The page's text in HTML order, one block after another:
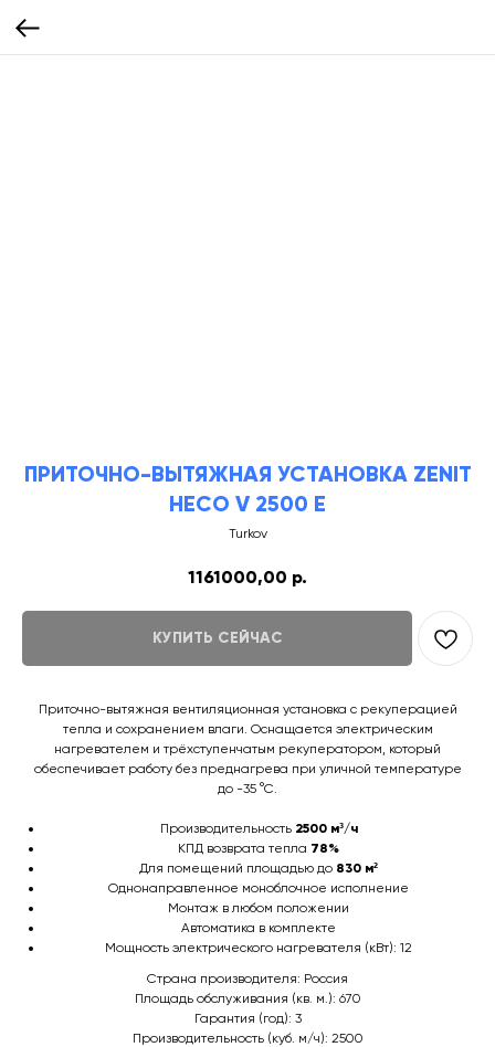
ПРИТОЧНО-ВЫТЯЖНАЯ УСТАНОВКА ZENIT
HECO V 2500 E
Turkov
1161000,00 р.
КУПИТЬ СЕЙЧАС
Приточно-вытяжная вентиляционная установка с рекуперацией
тепла и сохранением влаги. Оснащается электрическим
нагревателем и трёхступенчатым рекуператором, который
обеспечивает работу без преднагрева при уличной температуре
до -35 °C.
Производительность 2500 м³/ч
КПД возврата тепла 78%
Для помещений площадью до 830 м²
Однонаправленное моноблочное исполнение
Монтаж в любом положении
Автоматика в комплекте
Мощность электрического нагревателя (кВт): 12
Страна производителя: Россия
Площадь обслуживания (кв. м.): 670
Гарантия (год): 3
Производительность (куб. м/ч): 2500